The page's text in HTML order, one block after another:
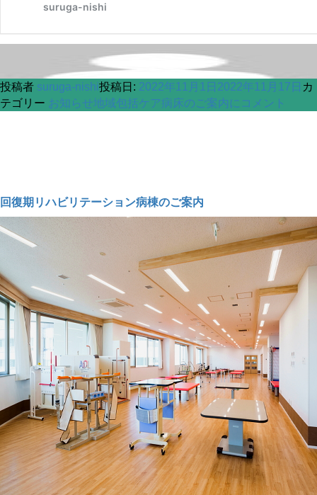
投稿者 suruga-nishi投稿日: 2022年11月1日 2022年11月17日 カ
テゴリー お知らせ地域包括ケア病床のご案内に コメント
回復期リハビリテーション病棟のご案内